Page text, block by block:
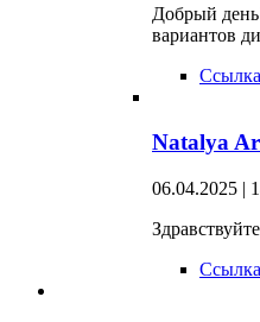
Добрый
вариантов
Ссылка
Natalya
06.04.2025 |
Ссылка